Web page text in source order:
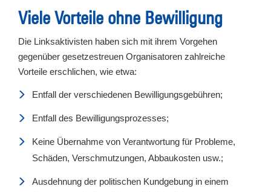
Viele Vorteile ohne Bewilligung
Die Linksaktivisten haben sich mit ihrem Vorgehen
gegenüber gesetzestreuen Organisatoren zahlreiche
Vorteile erschlichen, wie etwa:
Entfall der verschiedenen Bewilligungsgebühren;
Entfall des Bewilligungsprozesses;
Keine Übernahme von Verantwortung für Probleme,
Schäden, Verschmutzungen, Abbaukosten usw.;
Ausdehnung der politischen Kundgebung in einem